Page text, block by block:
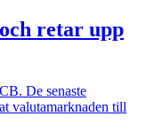
retar upp
De senaste
valutamarknaden till